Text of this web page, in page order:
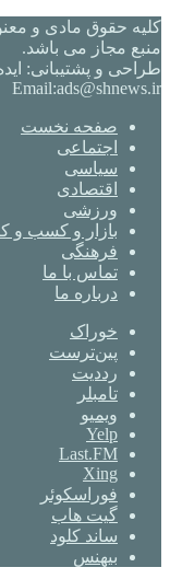
کلیه حقوق مادی و
منبع مجاز می باشد.
Email:ads@shnews.ir
صفحه نخست
اجتماعی
سیاسی
اقتصادی
ورزشی
بازار و کسب و
فرهنگی
تماس با ما
درباره ما
خوراک
‫پین‌ترست
‫رددیت
‫تامبلر
ویمیو
Yelp
Last.FM
Xing
فوراسکوئر
گیت ‌هاب
ساند کلود
بیهنس